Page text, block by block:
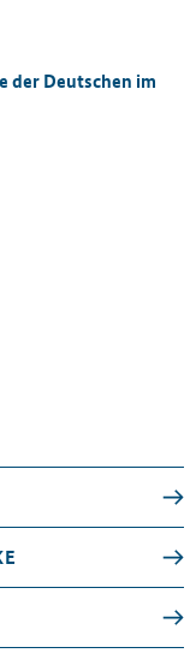
der Deutschen im